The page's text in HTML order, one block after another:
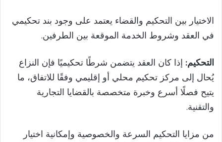
الاختيار بين التحكيم والقضاء يعتمد على وجود بند تحكيمي
في العقد وشروط الخدمة الموقعة بين الطرفين.
التحكيم: إذا كان العقد يتضمن شرطًا تحكيميًا فإن النزاع
يُحال إلى مركز تحكيم محلي أو إقليمي وفقًا للاتفاق، ما
يتيح فصلًا أسرع وخبرة متخصصة بالقضايا التجارية
والتقنية.
من مزايا التحكيم السرعة والخصوصية وإمكانية اختيار